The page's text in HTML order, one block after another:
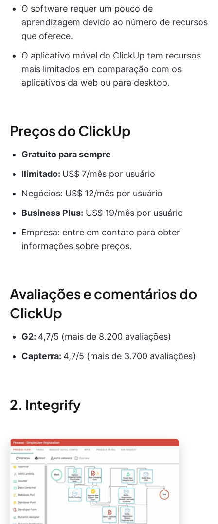
O software requer um pouco de
aprendizagem devido ao número de recursos
que oferece.
O aplicativo móvel do ClickUp tem recursos
mais limitados em comparação com os
aplicativos da web ou para desktop.
Preços do ClickUp
Gratuito para sempre
Ilimitado: US$ 7/mês por usuário
Negócios: US$ 12/mês por usuário
Business Plus: US$ 19/mês por usuário
Empresa: entre em contato para obter
informações sobre preços.
Avaliações e comentários do
ClickUp
G2: 4,7/5 (mais de 8.200 avaliações)
Capterra: 4,7/5 (mais de 3.700 avaliações)
2. Integrify